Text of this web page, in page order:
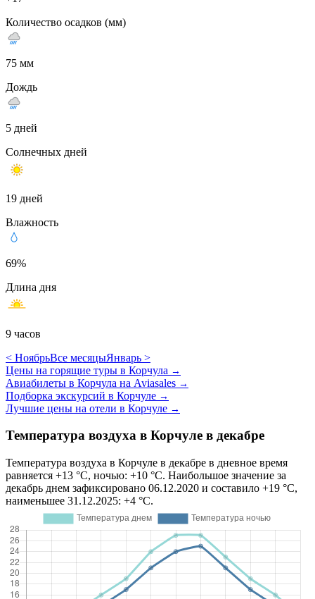
Количество осадков (мм)
75 мм
Дождь
5 дней
Солнечных дней
19 дней
Влажность
69%
Длина дня
9 часов
< НоябрьВсе месяцыЯнварь >
Цены на горящие туры в Корчула →
Авиабилеты в Корчула на Aviasales →
Подборка экскурсий в Корчуле →
Лучшие цены на отели в Корчуле →
Температура воздуха в Корчуле в декабре
Температура воздуха в Корчуле в декабре в дневное время
равняется +13 °C, ночью: +10 °C. Наибольшое значение за
декабрь днем зафиксировано 06.12.2020 и составило +19 °C,
наименьшее 31.12.2025: +4 °C.